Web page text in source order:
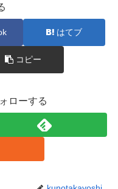
はてブ
コピー
ローする